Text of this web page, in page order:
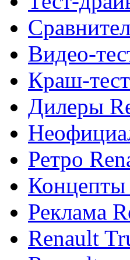
Видео-
Краш-
Дилеры
Ретро
Концепты
Реклама
Renault